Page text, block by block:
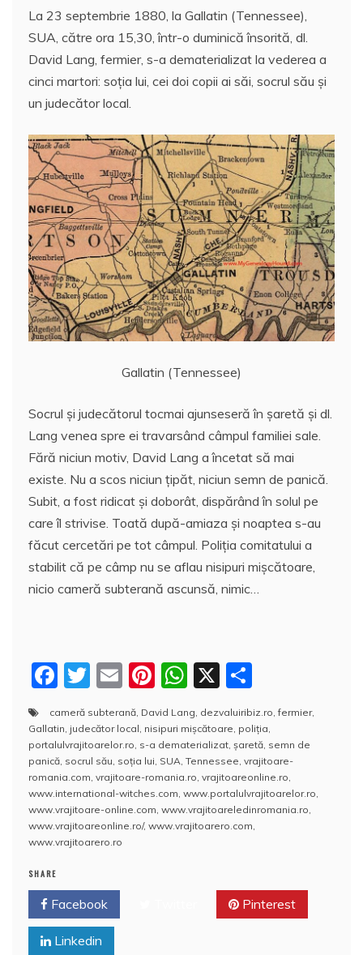
c
e
b
o
o
k
itt
er
ai
l
er
e
st
at
s
A
p
rt
aj
e
z
ă
La 23 septembrie 1880, la Gallatin (Tennessee),
SUA, către ora 15,30, într-o duminică însorită, dl.
David Lang, fermier, s-a dematerializat la vederea a
cinci martori: soţia lui, cei doi copii ai săi, socrul său şi
un judecător local.
Gallatin (Tennessee)
Socrul şi judecătorul tocmai ajunseseră în şaretă şi dl.
Lang venea spre ei travarsând câmpul familiei sale.
Fără niciun motiv, David Lang a încetat să mai
existe. Nu a scos niciun ţipăt, niciun semn de panică.
Subit, a fost ridicat şi doborât, dispărând în solul pe
care îl strivise. Toată după-amiaza şi noaptea s-au
făcut cercetări pe tot câmpul. Poliţia comitatului a
stabilit că pe câmp nu se aflau nisipuri mişcătoare,
nicio cameră subterană ascunsă, nimic…
F
c
e
b
o
o
k
T
w
itt
er
E
m
ai
l
Pi
nt
er
e
st
W
at
s
A
p
p
X
a
rt
aj
e
a
z
cameră subterană, David Lang, dezvaluiribiz.ro,fermier,
Gallatin, judecător local, nisipuri mişcătoare, poliţia,
portalulvrajitoarelor.ro, s-a dematerializat, şaretă, semn de
panică, socrul său, soţia lui, SUA, Tennessee, vrajitoare-
romania.com, vrajitoare-romania.ro, vrajitoareonline.ro,
www.international-witches.com, www.portalulvrajitoarelor.ro,
www.vrajitoare-online.com, www.vrajitoareledinromania.ro,
www.vrajitoareonline.ro/, www.vrajitoarero.com,
www.vrajitoarero.ro
SHARE
Facebook Pinterest
Linkedin